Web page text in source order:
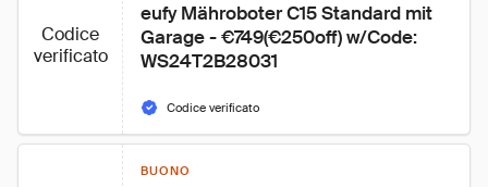
Codice
verificato
eufy Mähroboter C15 Standard mit
Garage - €749(€250off) w/Code:
WS24T2B28031
Codice verificato
BUONO